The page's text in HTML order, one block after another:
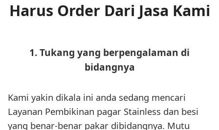
Harus Order Dari Jasa Kami
1. Tukang yang berpengalaman di
bidangnya
Kami yakin dikala ini anda sedang mencari
Layanan Pembikinan pagar Stainless dan besi
yang benar-benar pakar dibidangnya. Mutu